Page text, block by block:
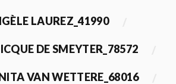
LAUREZ_41990
DE SMEYTER_78572
VAN WETTERE_68016